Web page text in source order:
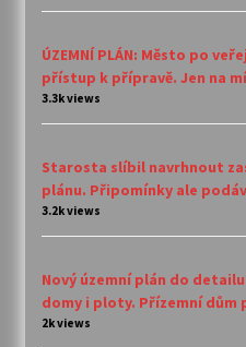
ÚZEMNÍ PLÁN: Město po
přístup k přípravě. Jen na
3.3k views
Starosta slíbil navrhnout
plánu. Připomínky ale
3.2k views
Nový územní plán do
domy i ploty. Přízemní dům
2k views